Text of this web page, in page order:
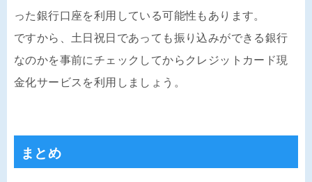
った銀行口座を利用している可能性もあります。
ですから、土日祝日であっても振り込みができる銀行
なのかを事前にチェックしてからクレジットカード現
金化サービスを利用しましょう。
まとめ